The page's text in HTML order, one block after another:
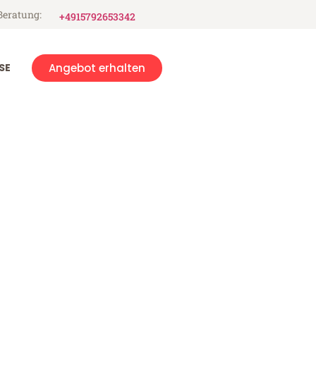
+4915792653342
Angebot erhalten